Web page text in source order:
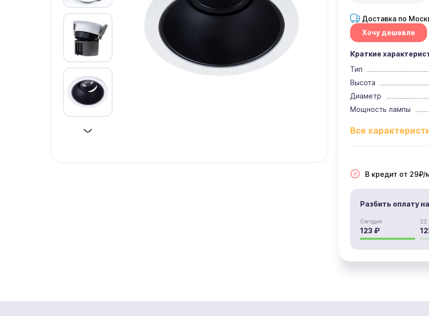
Доставка по
Хочу дешевле
Краткие
Тип
Высота
Диаметр
Мощность лампы
В кредит от 29₽/
Разбить оплату
Сегодня
123 ₽
22